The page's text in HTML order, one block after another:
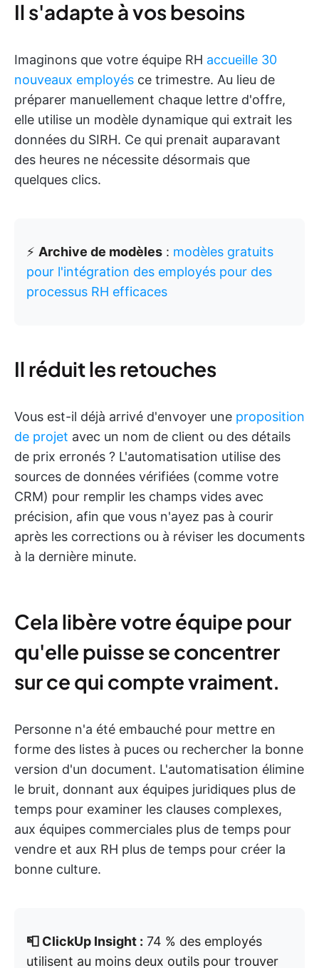
Il s'adapte à vos besoins
Imaginons que votre équipe RH accueille 30
nouveaux employés ce trimestre. Au lieu de
préparer manuellement chaque lettre d'offre,
elle utilise un modèle dynamique qui extrait les
données du SIRH. Ce qui prenait auparavant
des heures ne nécessite désormais que
quelques clics.
⚡️ Archive de modèles : modèles gratuits
pour l'intégration des employés pour des
processus RH efficaces
Il réduit les retouches
Vous est-il déjà arrivé d'envoyer une proposition
de projet avec un nom de client ou des détails
de prix erronés ? L'automatisation utilise des
sources de données vérifiées (comme votre
CRM) pour remplir les champs vides avec
précision, afin que vous n'ayez pas à courir
après les corrections ou à réviser les documents
à la dernière minute.
Cela libère votre équipe pour
qu'elle puisse se concentrer
sur ce qui compte vraiment.
Personne n'a été embauché pour mettre en
forme des listes à puces ou rechercher la bonne
version d'un document. L'automatisation élimine
le bruit, donnant aux équipes juridiques plus de
temps pour examiner les clauses complexes,
aux équipes commerciales plus de temps pour
vendre et aux RH plus de temps pour créer la
bonne culture.
📮 ClickUp Insight : 74 % des employés
utilisent au moins deux outils pour trouver